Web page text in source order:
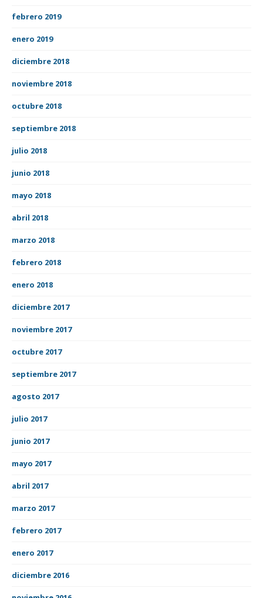
febrero 2019
enero 2019
diciembre 2018
noviembre 2018
octubre 2018
septiembre 2018
julio 2018
junio 2018
mayo 2018
abril 2018
marzo 2018
febrero 2018
enero 2018
diciembre 2017
noviembre 2017
octubre 2017
septiembre 2017
agosto 2017
julio 2017
junio 2017
mayo 2017
abril 2017
marzo 2017
febrero 2017
enero 2017
diciembre 2016